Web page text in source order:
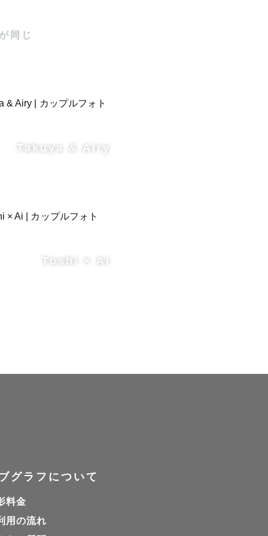
同じ
Takuya & Airy
Toshi × Ai
グラフについて
料金
用の流れ